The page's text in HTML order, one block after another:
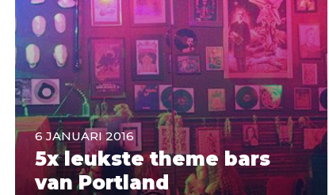
6 JANUARI 2016
5x leukste theme bars
van Portland